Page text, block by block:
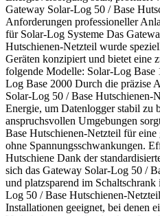
Gateway Solar-Log 50 / Base
Anforderungen professioneller
für Solar-Log Systeme Das
Hutschienen-Netzteil wurde
Geräten konzipiert und bietet eine
folgende Modelle: Solar-Log Base
Log Base 2000 Durch die präzise
Solar-Log 50 / Base Hutschienen-
Energie, um Datenlogger stabil zu
anspruchsvollen Umgebungen
Base Hutschienen-Netzteil für
ohne Spannungsschwankungen.
Hutschiene Dank der
sich das Gateway Solar-Log 50 /
und platzsparend im
Log 50 / Base Hutschienen-
Installationen geeignet, bei denen